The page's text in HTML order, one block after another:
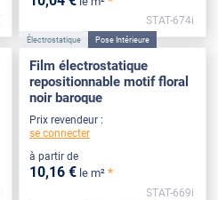
STAT-674i
Électrostatique Pose Intérieure
Film électrostatique
repositionnable motif floral
noir baroque
Prix revendeur :
se connecter
à partir de
10,16 € le m² *
STAT-669i